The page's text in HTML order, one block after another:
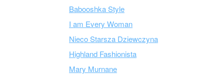
Babooshka Style
I am Every Woman
Nieco Starsza Dziewczyna
Highland Fashionista
Mary Murnane